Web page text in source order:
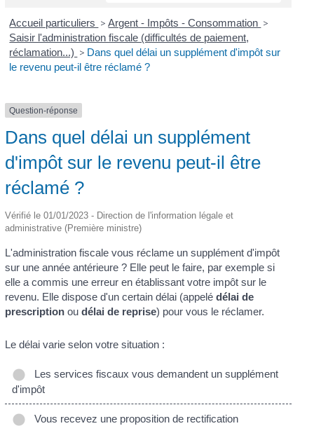
Accueil particuliers > Argent - Impôts - Consommation >
Saisir l'administration fiscale (difficultés de paiement,
réclamation...) > Dans quel délai un supplément d'impôt sur
le revenu peut-il être réclamé ?
Question-réponse
Dans quel délai un supplément
d'impôt sur le revenu peut-il être
réclamé ?
Vérifié le 01/01/2023 - Direction de l'information légale et
administrative (Première ministre)
L'administration fiscale vous réclame un supplément d'impôt
sur une année antérieure ? Elle peut le faire, par exemple si
elle a commis une erreur en établissant votre impôt sur le
revenu. Elle dispose d'un certain délai (appelé délai de
prescriptionou délai de reprise) pour vous le réclamer.
Le délai varie selon votre situation :
Les services fiscaux vous demandent un supplément
d'impôt
Vous recevez une proposition de rectification